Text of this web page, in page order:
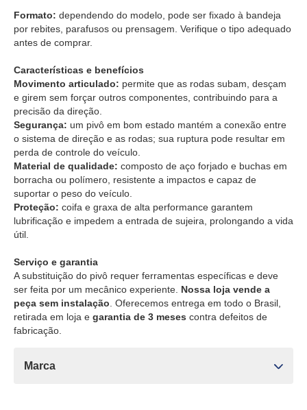
Formato: dependendo do modelo, pode ser fixado à bandeja
por rebites, parafusos ou prensagem. Verifique o tipo adequado
antes de comprar.
Características e benefícios
Movimento articulado: permite que as rodas subam, desçam
e girem sem forçar outros componentes, contribuindo para a
precisão da direção.
Segurança: um pivô em bom estado mantém a conexão entre
o sistema de direção e as rodas; sua ruptura pode resultar em
perda de controle do veículo.
Material de qualidade: composto de aço forjado e buchas em
borracha ou polímero, resistente a impactos e capaz de
suportar o peso do veículo.
Proteção: coifa e graxa de alta performance garantem
lubrificação e impedem a entrada de sujeira, prolongando a vida
útil.
Serviço e garantia
A substituição do pivô requer ferramentas específicas e deve
ser feita por um mecânico experiente. Nossa loja vende a
peça sem instalação . Oferecemos entrega em todo o Brasil,
retirada em loja e garantia de 3 meses contra defeitos de
fabricação.
Marca